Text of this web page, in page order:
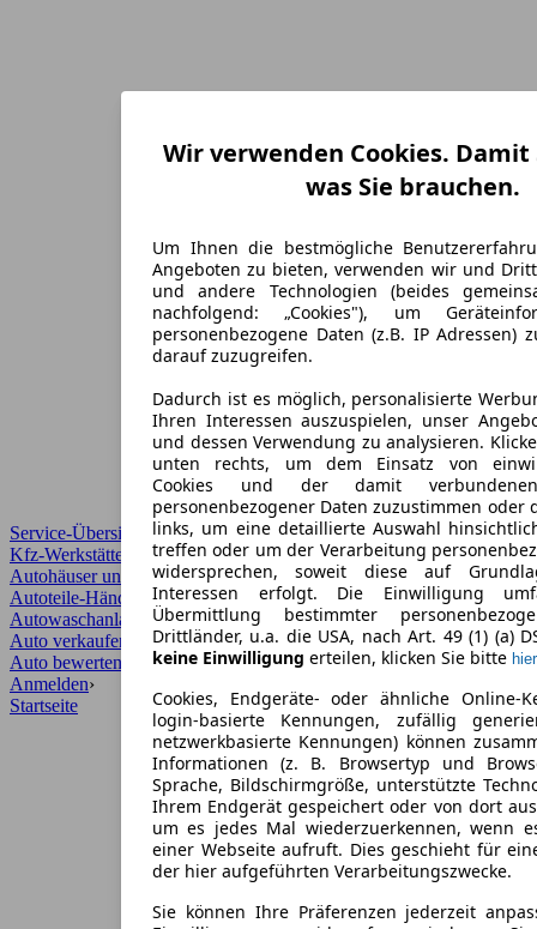
Service-Übersicht
Kfz-Werkstätten
Autohäuser und Händler
Autoteile-Händler
Autowaschanlagen
Auto verkaufen
Auto bewerten
Anmelden›
Wir verwenden Cookies.
was Sie brauchen.
Um Ihnen die bestmögliche
Angeboten zu bieten, verwenden wir und
und andere Technologien (beides
nachfolgend: „Cookies"), um
personenbezogene Daten (z.B. IP Adressen)
darauf zuzugreifen.
Dadurch ist es möglich, personalisierte
Ihren Interessen auszuspielen, unser
und dessen Verwendung zu analysieren.
unten rechts, um dem Einsatz von
Cookies und der damit
personenbezogener Daten zuzustimmen oder
links, um eine detaillierte Auswahl
treffen oder um der Verarbeitung
widersprechen, soweit diese auf
Interessen erfolgt. Die Einwilligung
Übermittlung bestimmter
Drittländer, u.a. die USA, nach Art. 49 (1) (a)
keine Einwilligung erteilen, klicken Sie bitte hier
Cookies, Endgeräte- oder ähnliche Online-
login-basierte Kennungen, zufällig
netzwerkbasierte Kennungen) können
Informationen (z. B. Browsertyp und
Sprache, Bildschirmgröße, unterstützte
Ihrem Endgerät gespeichert oder von dort
um es jedes Mal wiederzuerkennen, wenn
einer Webseite aufruft. Dies geschieht für
der hier aufgeführten Verarbeitungszwecke.
Sie können Ihre Präferenzen jederzeit
Startseite